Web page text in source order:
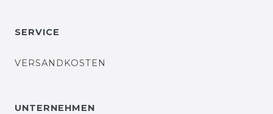
SERVICE
VERSANDKOSTEN
UNTERNEHMEN